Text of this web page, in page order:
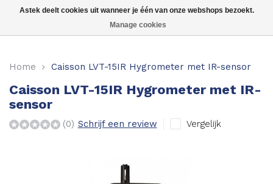
Voor boot, caravan of camper
Home Caisson LVT-15IR Hygrometer met IR-sensor
Caisson LVT-15IR Hygrometer met IR-
sensor
(0) Schrijf een review Vergelijk
Astek deelt cookies uit wanneer je één van onze webshops bezoekt.
Manage cookies